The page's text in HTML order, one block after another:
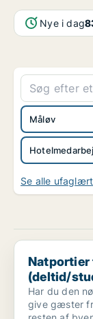
Nye i dag
Måløv
Se alle
Natportier til
Natportier
(deltid/
Har du den
give gæster